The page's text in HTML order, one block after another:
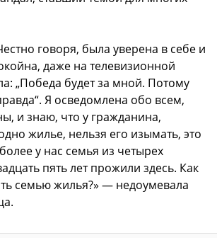
говоря, была уверена в себе и
даже на телевизионной
„Победа будет за мной. Потому
Я осведомлена обо всем,
и знаю, что у гражданина,
жилье, нельзя его изымать, это
у нас семья из четырех
пять лет прожили здесь. Как
семью жилья?» — недоумевала